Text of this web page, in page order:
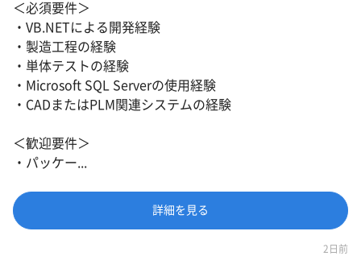
＜必須要件＞
・VB.NETによる開発経験
・製造工程の経験
・単体テストの経験
・Microsoft SQL Serverの使用経験
・CADまたはPLM関連システムの経験
＜歓迎要件＞
・パッケー...
詳細を見る
2日前